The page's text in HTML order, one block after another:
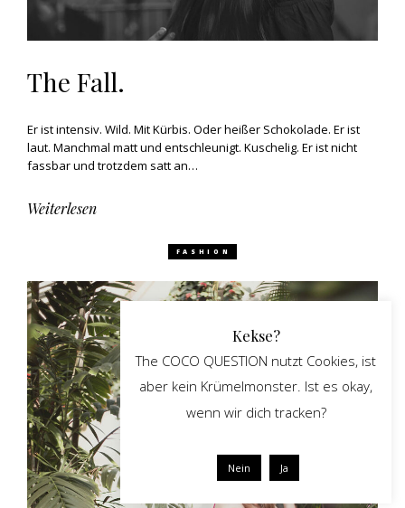
The Fall.
Er ist intensiv. Wild. Mit Kürbis. Oder heißer Schokolade. Er ist
laut. Manchmal matt und entschleunigt. Kuschelig. Er ist nicht
fassbar und trotzdem satt an…
Weiterlesen
FASHION
Kekse?
The COCO QUESTION nutzt Cookies, ist
aber kein Krümelmonster. Ist es okay,
wenn wir dich tracken?
Nein Ja